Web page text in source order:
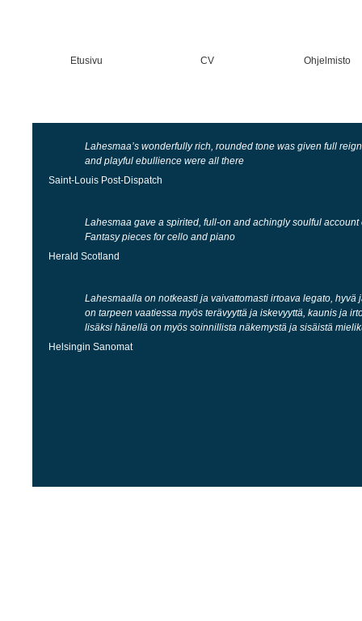
Etusivu CV Ohjelmisto
Lahesmaa’s wonderfully rich, rounded tone was given full
and playful ebullience were all there
Saint-Louis Post-Dispatch
Lahesmaa gave a spirited, full-on and achingly soulful account
Fantasy pieces for cello and piano
Herald Scotland
Lahesmaalla on notkeasti ja vaivattomasti irtoava legato, hyvä
on tarpeen vaatiessa myös terävyyttä ja iskevyyttä, kaunis ja
lisäksi hänellä on myös soinnillista näkemystä ja sisäistä
Helsingin Sanomat